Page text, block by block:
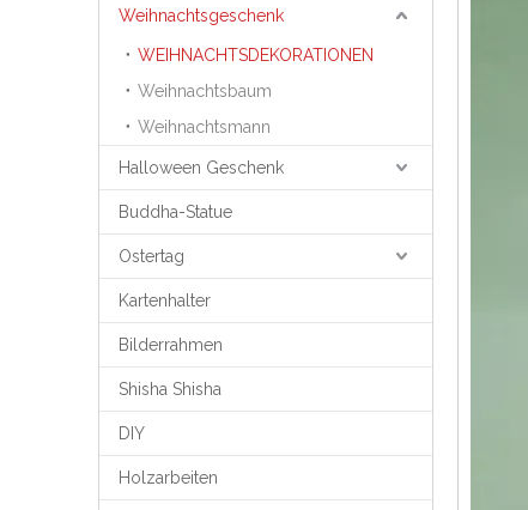
Weihnachtsgeschenk
WEIHNACHTSDEKORATIONEN
Weihnachtsbaum
Weihnachtsmann
Halloween Geschenk
Buddha-Statue
Ostertag
Kartenhalter
Bilderrahmen
Shisha Shisha
DIY
Holzarbeiten